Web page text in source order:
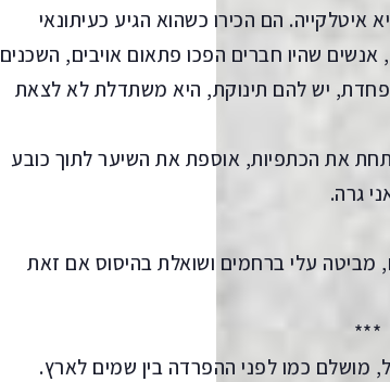
הם הכירו כשהוא הגיע כעיתונאי
שהיו חברים הפכו פתאום אויבים, השכנים
יש להם תינוקת, היא משתדלת לא לצאת
את הכתפיות, אוספת את השיער לתוך כובע
גרה.
עלי ברחמים ושואלת בהיסוס אם זאת
***
מושלם כמו לפני ההפרדה בין שמים לארץ.